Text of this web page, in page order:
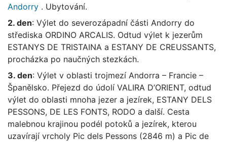
Andorry . Ubytování.
2. den: Výlet do severozápadní části Andorry do
střediska ORDINO ARCALIS. Odtud výlet k jezerům
ESTANYS DE TRISTAINA a ESTANY DE CREUSSANTS,
procházka po naučných stezkách.
3. den: Výlet v oblasti trojmezí Andorra – Francie –
Španělsko. Přejezd do údolí VALIRA D’ORIENT, odtud
výlet do oblasti mnoha jezer a jezírek, ESTANY DELS
PESSONS, DE LES FONTS, RODO a další. Cesta
malebnou krajinou podél potoků a jezírek, kterou
uzavírají vrcholy Pic dels Pessons (2846 m) a Pic de